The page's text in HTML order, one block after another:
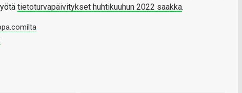
tietoturvapäivitykset huhtikuuhun 2022 saakka.